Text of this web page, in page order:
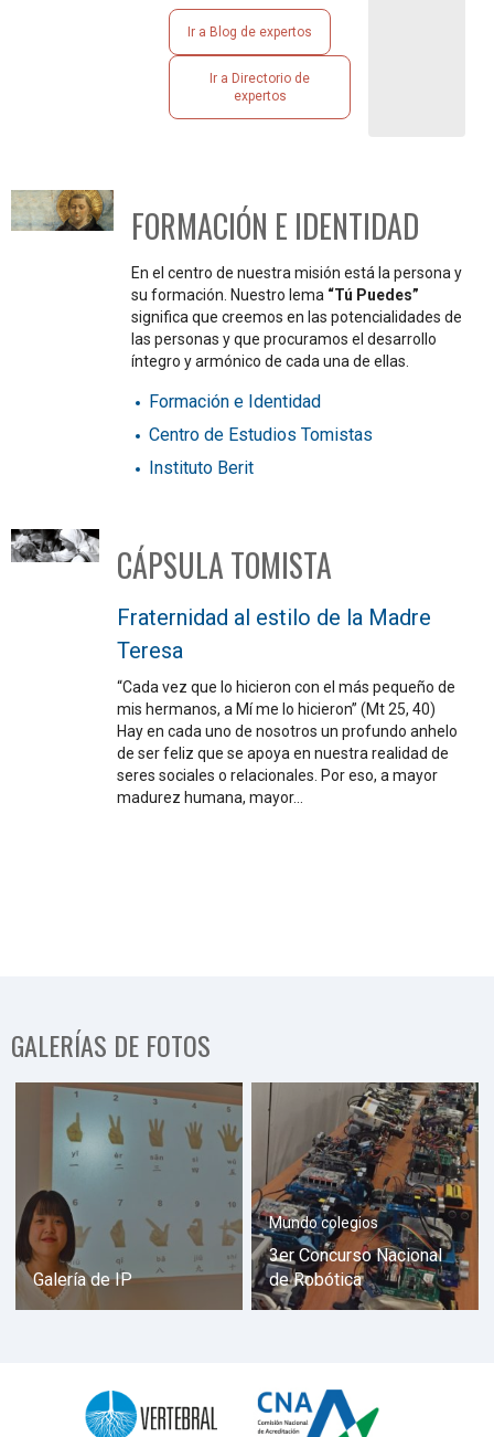
Ir a Blog de expertos
Ir a Directorio de
expertos
FORMACIÓN E IDENTIDAD
En el centro de nuestra misión está la persona y
su formación. Nuestro lema “Tú Puedes”
significa que creemos en las potencialidades de
las personas y que procuramos el desarrollo
íntegro y armónico de cada una de ellas.
Formación e Identidad
Centro de Estudios Tomistas
Instituto Berit
CÁPSULA TOMISTA
Fraternidad al estilo de la Madre
Teresa
“Cada vez que lo hicieron con el más pequeño de
mis hermanos, a Mí me lo hicieron” (Mt 25, 40)
Hay en cada uno de nosotros un profundo anhelo
de ser feliz que se apoya en nuestra realidad de
seres sociales o relacionales. Por eso, a mayor
madurez humana, mayor…
GALERÍAS DE FOTOS
Galería de IP
Mundo colegios
3er Concurso Nacional
de Robótica